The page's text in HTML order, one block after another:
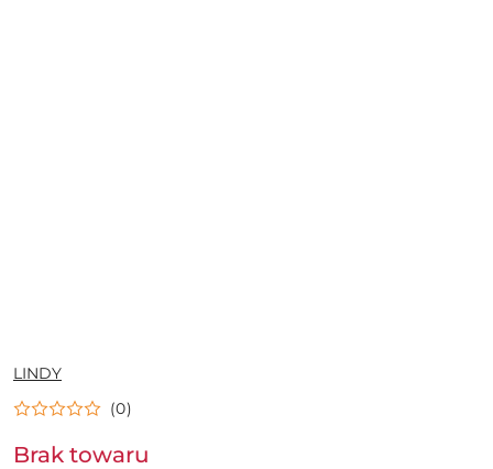
NAZWA
PRODUCENTA:
LINDY
(0)
Brak towaru